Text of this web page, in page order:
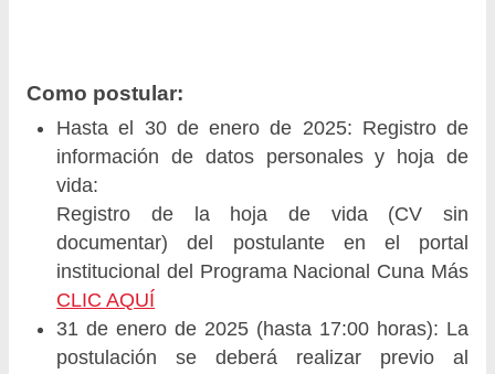
Como postular:
Hasta el 30 de enero de 2025: Registro de
información de datos personales y hoja de
vida:
Registro de la hoja de vida (CV sin
documentar) del postulante en el portal
institucional del Programa Nacional Cuna Más
CLIC AQUÍ
31 de enero de 2025 (hasta 17:00 horas): La
postulación se deberá realizar previo al